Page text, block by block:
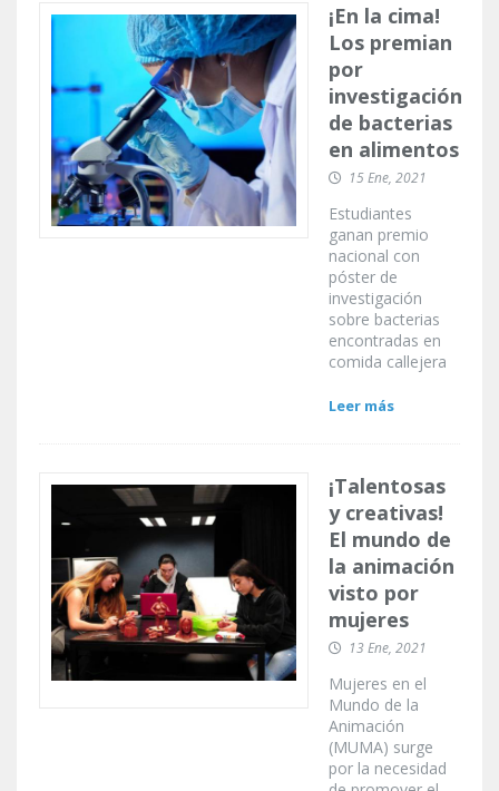
¡En la cima!
Los premian
por
investigación
de bacterias
en alimentos
15 Ene, 2021
Estudiantes
ganan premio
nacional con
póster de
investigación
sobre bacterias
encontradas en
comida callejera
Leer más
¡Talentosas
y creativas!
El mundo de
la animación
visto por
mujeres
13 Ene, 2021
Mujeres en el
Mundo de la
Animación
(MUMA) surge
por la necesidad